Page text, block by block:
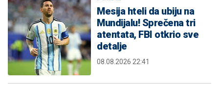
Mesija hteli da ubiju na
Mundijalu! Sprečena tri
atentata, FBI otkrio sve
detalje
08.08.2026 22:41